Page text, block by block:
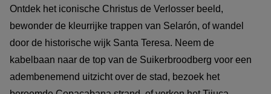
Ontdek het iconische Christus de Verlosser beeld,
bewonder de kleurrijke trappen van Selarón, of wandel
door de historische wijk Santa Teresa. Neem de
kabelbaan naar de top van de Suikerbroodberg voor een
adembenemend uitzicht over de stad, bezoek het